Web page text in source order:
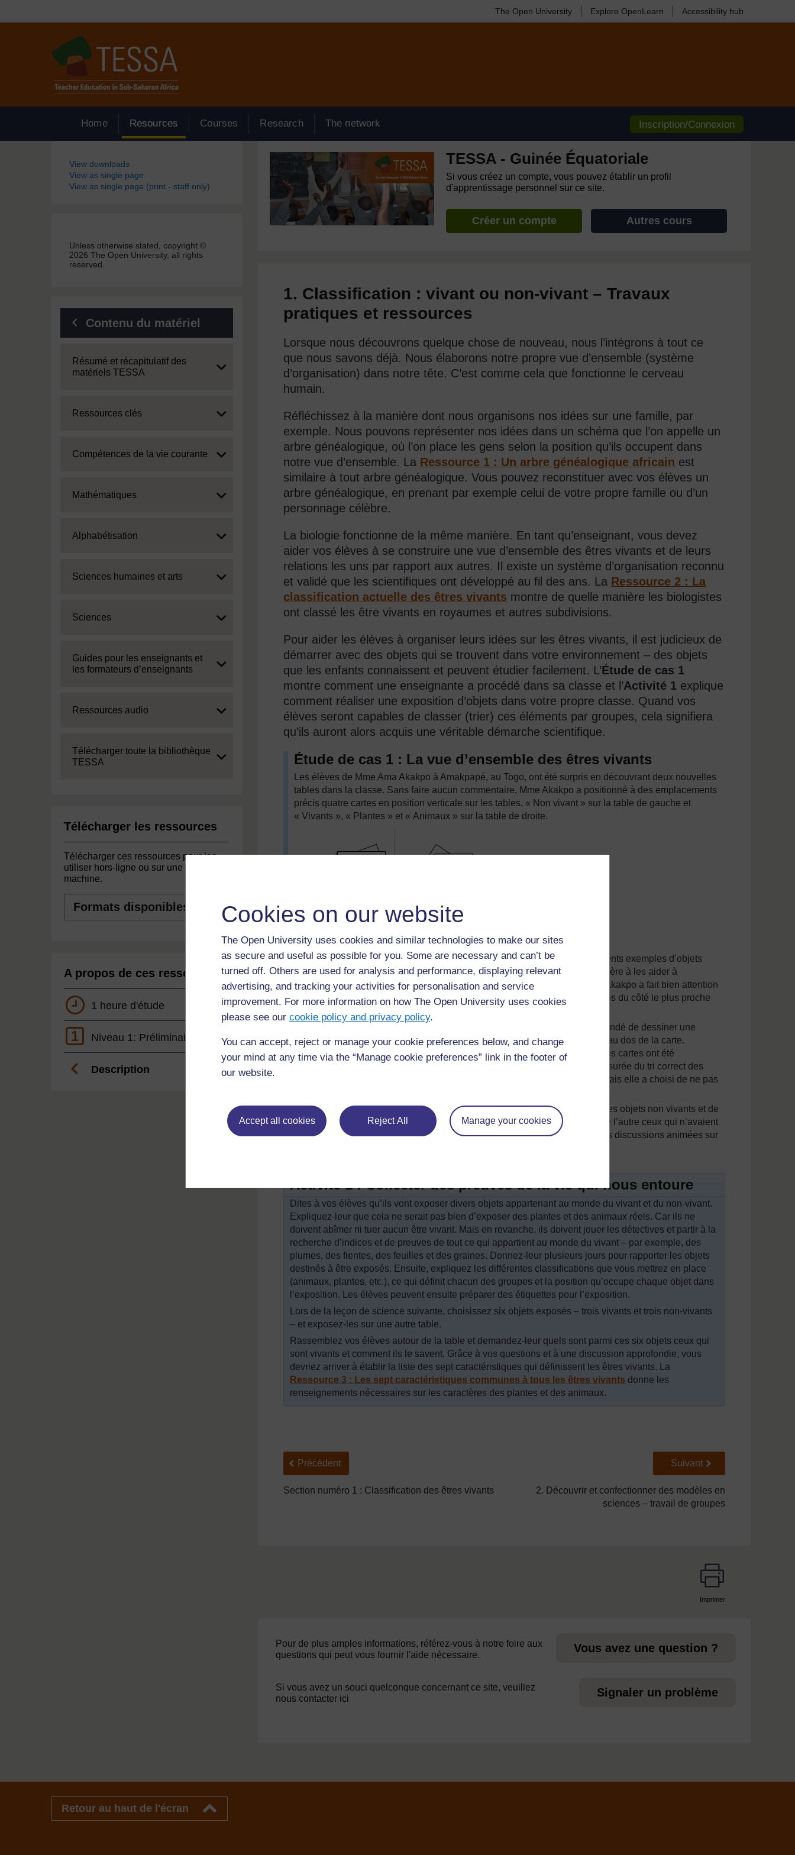
Cookies on our website
The Open University uses cookies and similar technologies to make our sites
as secure and useful as possible for you. Some are necessary and can’t be
turned off. Others are used for analysis and performance, displaying relevant
advertising, and tracking your activities for personalisation and service
improvement. For more information on how The Open University uses cookies
please see our cookie policy and privacy policy.
You can accept, reject or manage your cookie preferences below, and change
your mind at any time via the “Manage cookie preferences” link in the footer of
our website.
Accept all cookies Reject All Manage your cookies
The Open University Explore OpenLearn Accessibility hub
Home Resources Courses Research The network Inscription/Connexion
Blocs
View downloads
View as single page
View as single page (print - staff only)
Unless otherwise stated, copyright ©
2026 The Open University, all rights
reserved.
Contenu du matériel
Expand
Résumé et récapitulatif des
matériels TESSA
Expand
Ressources clés
Expand
Compétences de la vie courante
Expand
Mathématiques
Expand
Alphabétisation
Expand
Sciences humaines et arts
Expand
Sciences
Expand
Guides pour les enseignants et
les formateurs d’enseignants
Expand
Ressources audio
Expand
Télécharger toute la bibliothèque
TESSA
Télécharger les ressources
Télécharger ces ressources pour les
utiliser hors-ligne ou sur une autre
machine.
disponibles
A propos de ces ressources
1 heure d'étude
1 Niveau 1: Préliminaire
Description
TESSA - Guinée Équatoriale
Si vous créez un compte, vous pouvez établir un profil
d'apprentissage personnel sur ce site.
Créer un compte Autres cours
1. Classification : vivant ou non-vivant – Travaux
pratiques et ressources
Lorsque nous découvrons quelque chose de nouveau, nous l’intégrons à tout ce
que nous savons déjà. Nous élaborons notre propre vue d’ensemble (système
d’organisation) dans notre tête. C’est comme cela que fonctionne le cerveau
humain.
Réfléchissez à la manière dont nous organisons nos idées sur une famille, par
exemple. Nous pouvons représenter nos idées dans un schéma que l’on appelle un
arbre généalogique, où l’on place les gens selon la position qu’ils occupent dans
notre vue d’ensemble. La Ressource 1 : Un arbre généalogique africain est
similaire à tout arbre généalogique. Vous pouvez reconstituer avec vos élèves un
arbre généalogique, en prenant par exemple celui de votre propre famille ou d’un
personnage célèbre.
La biologie fonctionne de la même manière. En tant qu’enseignant, vous devez
aider vos élèves à se construire une vue d’ensemble des êtres vivants et de leurs
relations les uns par rapport aux autres. Il existe un système d’organisation reconnu
et validé que les scientifiques ont développé au fil des ans. La Ressource 2 : La
classification actuelle des êtres vivants montre de quelle manière les biologistes
ont classé les être vivants en royaumes et autres subdivisions.
Pour aider les élèves à organiser leurs idées sur les êtres vivants, il est judicieux de
démarrer avec des objets qui se trouvent dans votre environnement – des objets
que les enfants connaissent et peuvent étudier facilement. L’Étude de cas 1
montre comment une enseignante a procédé dans sa classe et l’Activité 1 explique
comment réaliser une exposition d’objets dans votre propre classe. Quand vos
élèves seront capables de classer (trier) ces éléments par groupes, cela signifiera
qu’ils auront alors acquis une véritable démarche scientifique.
Étude de cas 1 : La vue d’ensemble des êtres vivants
Les élèves de Mme Ama Akakpo à Amakpapé, au Togo, ont été surpris en découvrant deux nouvelles
tables dans la classe. Sans faire aucun commentaire, Mme Akakpo a positionné à des emplacements
précis quatre cartes en position verticale sur les tables. « Non vivant » sur la table de gauche et
« Vivants », « Plantes » et « Animaux » sur la table de droite.
Mme Akakpo a donné à la classe cinq minutes pour sortir et rapporter différents exemples d’objets
non vivants. Elle a fait des remarques sur ce qu’ils avaient rapporté de manière à les aider à
regrouper les objets similaires sur la table des éléments non vivants. Mme Akakpo a fait bien attention
à ce que les objets tels que les os, le bois, le carton et le papier soient placés du côté le plus proche
de la table des êtres vivants. Pourquoi a-t-elle fait cela ?
Ensuite, elle a distribué une petite carte à chacun des élèves et leur a demandé de dessiner une
plante ou un animal d’un côté et d’écrire le nom de la plante ou de l’animal au dos de la carte.
Chaque dessin devait représenter quelque chose de différent des autres. Les cartes ont été
rapportées au bureau et triées, affichées et discutées. Mme Akakpo s’est assurée du tri correct des
mais elle a choisi de ne pas
Mme Akakpo a terminé la leçon en demandant aux élèves d’observer tous les objets non vivants et de
les trier en mettant d’un côté les objets ayant été vivants dans le passé et de l’autre ceux qui n’avaient
jamais été vivants. Les élèves ont travaillé en groupes et cela a entraîné des discussions animées sur
Activité 1 : Collecter des preuves de la vie qui nous entoure
Dites à vos élèves qu’ils vont exposer divers objets appartenant au monde du vivant et du non-vivant.
Expliquez-leur que cela ne serait pas bien d’exposer des plantes et des animaux réels. Car ils ne
doivent abîmer ni tuer aucun être vivant. Mais en revanche, ils doivent jouer les détectives et partir à la
recherche d’indices et de preuves de tout ce qui appartient au monde du vivant – par exemple, des
plumes, des fientes, des feuilles et des graines. Donnez-leur plusieurs jours pour rapporter les objets
destinés à être exposés. Ensuite, expliquez les différentes classifications que vous mettrez en place
(animaux, plantes, etc.), ce qui définit chacun des groupes et la position qu’occupe chaque objet dans
l’exposition. Les élèves peuvent ensuite préparer des étiquettes pour l’exposition.
Lors de la leçon de science suivante, choisissez six objets exposés – trois vivants et trois non-vivants
– et exposez-les sur une autre table.
Rassemblez vos élèves autour de la table et demandez-leur quels sont parmi ces six objets ceux qui
sont vivants et comment ils le savent. Grâce à vos questions et à une discussion approfondie, vous
devriez arriver à établir la liste des sept caractéristiques qui définissent les êtres vivants. La
Ressource 3 : Les sept caractéristiques communes à tous les êtres vivants donne les
renseignements nécessaires sur les caractères des plantes et des animaux.
Précédent
Précédent
Section numéro 1 : Classification des êtres vivants
Suivant
Suivant
2. Découvrir et confectionner des modèles en
sciences – travail de groupes
Imprimer
Pour de plus amples informations, référez-vous à notre foire aux
questions qui peut vous fournir l'aide nécessaire.
Vous avez une question ?
Si vous avez un souci quelconque concernant ce site, veuillez
nous contacter ici
Signaler un problème
Retour au haut de l'écran